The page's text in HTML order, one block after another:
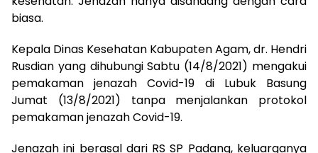
biasa.
Kepala Dinas Kesehatan Kabupaten Agam, dr. Hendri
Rusdian yang dihubungi Sabtu (14/8/2021) mengakui
pemakaman jenazah Covid-19 di Lubuk Basung
Jumat (13/8/2021) tanpa menjalankan protokol
pemakaman jenazah Covid-19.
Jenazah ini berasal dari RS SP Padang, keluarganya